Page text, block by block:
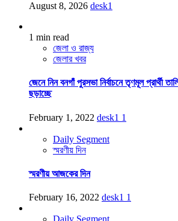
August 8, 2026 desk1
1 min read
জেলা ও রাজ্য
জেলার খবর
জেনে নিন বনগাঁ পুরসভা নির্বাচনে তৃণমূল প্রার্থী
ছড়াচ্ছে
February 1, 2022 desk1 1
Daily Segment
স্মরণীয় দিন
স্মরণীয় আজকের দিন
February 16, 2022 desk1 1